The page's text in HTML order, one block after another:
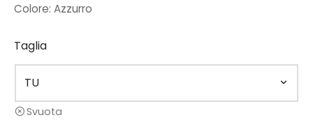
Colore: Azzurro
Taglia
Svuota